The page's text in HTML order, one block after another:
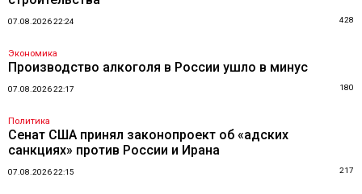
07.08.2026 22:24 428
Экономика
Производство алкоголя в России ушло в минус
07.08.2026 22:17 180
Политика
Сенат США принял законопроект об «адских
санкциях» против России и Ирана
07.08.2026 22:15 217